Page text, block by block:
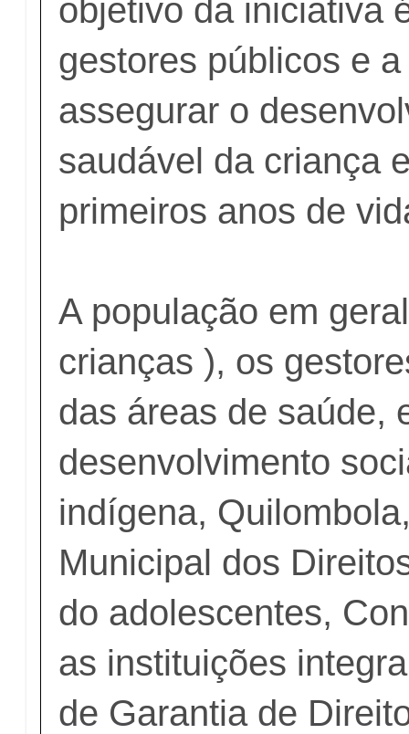
objetivo da iniciativa
gestores públicos e
assegurar o
saudável da criança
primeiros anos de
A população em
crianças ), os
das áreas de saúde,
desenvolvimento
indígena,
Municipal dos
do adolescentes,
as instituições
de Garantia de